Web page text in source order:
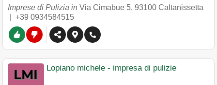
Imprese di Pulizia in Via Cimabue 5, 93100 Caltanissetta
+39 0934584515
Lopiano michele - impresa di pulizie